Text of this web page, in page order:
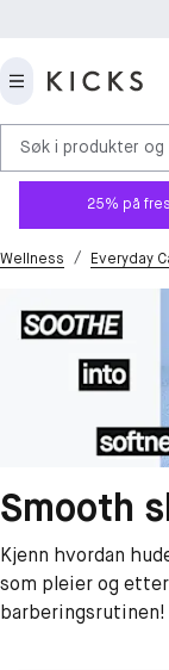
Søk i produkter og
25% på
Wellness / Everyday
Smooth
Kjenn hvordan
som pleier og
barberingsrutinen!